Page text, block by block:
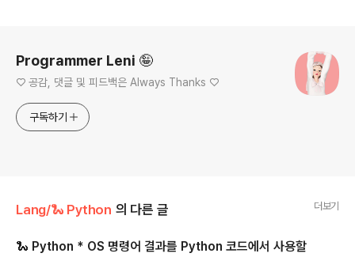
Programmer Leni 🤪
♡ 공감, 댓글 및 피드백은 Always Thanks ♡
구독하기
Lang/🐍 Python 의 다른 글 더보기
🐍 Python * OS 명령어 결과를 Python 코드에서 사용할